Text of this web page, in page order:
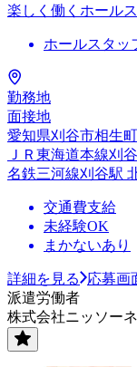
楽しく働くホール
ホールスタッ
勤務地
面接地
愛知県刈谷市相生
ＪＲ東海道本線刈
名鉄三河線刈谷駅
交通費支給
未経験OK
まかないあり
詳細を見る
応募画
派遣労働者
株式会社ニッソー